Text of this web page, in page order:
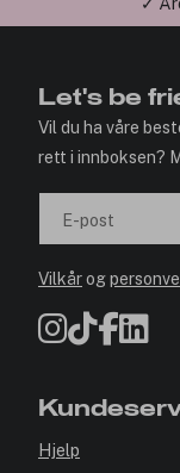
Let's be
Vil du ha våre
rett i innboksen?
E-post
Vilkårog
Hjelp